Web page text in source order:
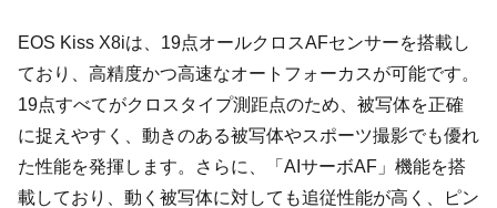
EOS Kiss X8iは、19点オールクロスAFセンサーを搭載し
ており、高精度かつ高速なオートフォーカスが可能です。
19点すべてがクロスタイプ測距点のため、被写体を正確
に捉えやすく、動きのある被写体やスポーツ撮影でも優れ
た性能を発揮します。さらに、「AIサーボAF」機能を搭
載しており、動く被写体に対しても追従性能が高く、ピン